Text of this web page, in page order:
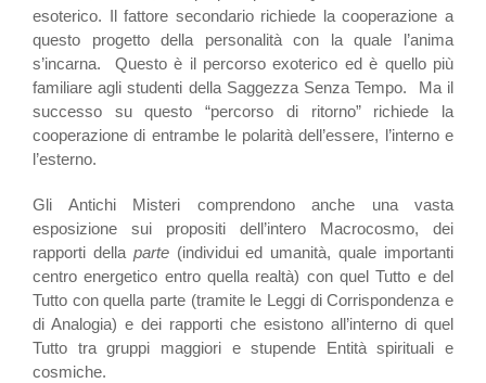
esoterico. Il fattore secondario richiede la cooperazione a
questo progetto della personalità con la quale l’anima
s’incarna. Questo è il percorso exoterico ed è quello più
familiare agli studenti della Saggezza Senza Tempo. Ma il
successo su questo “percorso di ritorno” richiede la
cooperazione di entrambe le polarità dell’essere, l’interno e
l’esterno.
Gli Antichi Misteri comprendono anche una vasta
esposizione sui propositi dell’intero Macrocosmo, dei
rapporti della parte(individui ed umanità, quale importanti
centro energetico entro quella realtà) con quel Tutto e del
Tutto con quella parte (tramite le Leggi di Corrispondenza e
di Analogia) e dei rapporti che esistono all’interno di quel
Tutto tra gruppi maggiori e stupende Entità spirituali e
cosmiche.